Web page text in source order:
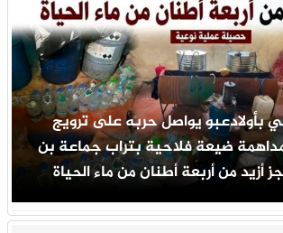
بأولادعبو يواصل حربه على ترويج
ضيعة فلاحية بتراب جماعة بن
أزيد من أربعة أطنان من ماء الحياة